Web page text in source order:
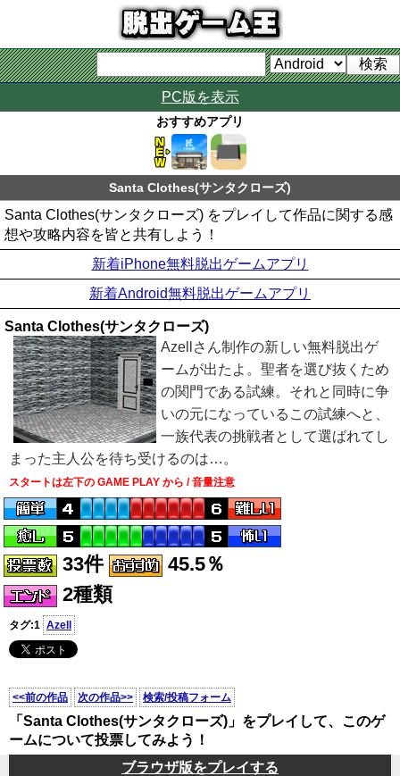
PC版を表示
おすすめアプリ
Santa Clothes(サンタクローズ)
Santa Clothes(サンタクローズ) をプレイして作品に関する感
想や攻略内容を皆と共有しよう！
新着iPhone無料脱出ゲームアプリ
新着Android無料脱出ゲームアプリ
Santa Clothes(サンタクローズ)
Azellさん制作の新しい無料脱出ゲ
ームが出たよ。聖者を選び抜くため
の関門である試練。それと同時に争
いの元になっているこの試練へと、
一族代表の挑戦者として選ばれてし
まった主人公を待ち受けるのは…。
スタートは左下の GAME PLAY から / 音量注意
33件
45.5％
2種類
タグ:1 Azell
<<前の作品 次の作品>> 検索/投稿フォーム
「Santa Clothes(サンタクローズ)」をプレイして、このゲ
ームについて投票してみよう！
ブラウザ版をプレイする